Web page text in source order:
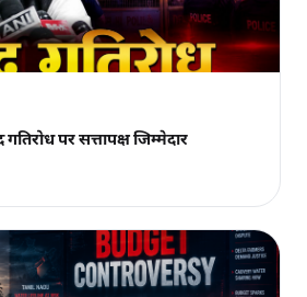
पर सत्तापक्ष जिम्मेदार